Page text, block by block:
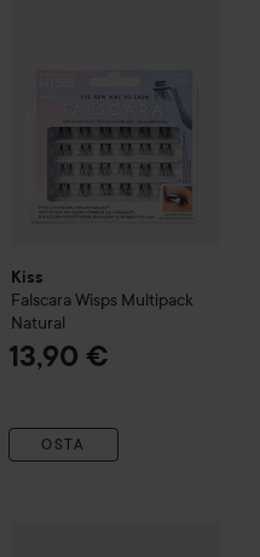
Kiss
Falscara Wisps Multipack
Natural
13,90 €
OSTA